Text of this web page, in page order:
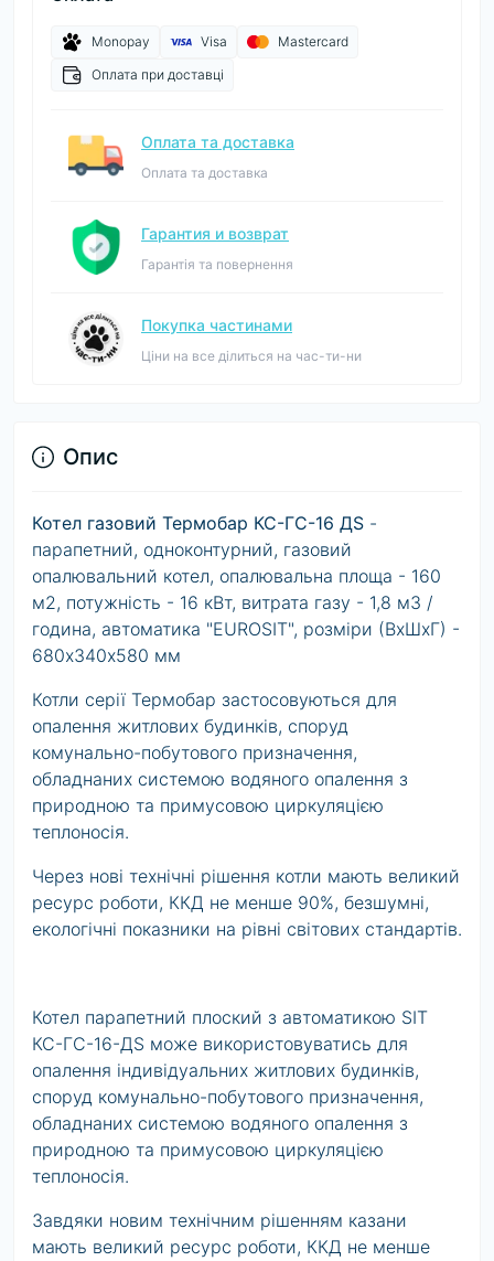
Monopay Visa
Mastercard
Оплата при доставці
Оплата та доставка
Оплата та доставка
Гарантия и возврат
Гарантія та повернення
Покупка частинами
Ціни на все ділиться на час-ти-ни
Опис
Котел газовий Термобар КС-ГС-16 ДS -
парапетний, одноконтурний, газовий
опалювальний котел, опалювальна площа - 160
м2, потужність - 16 кВт, витрата газу - 1,8 м3 /
година, автоматика "EUROSIT", розміри (ВхШхГ) -
680х340х580 мм
Котли серії Термобар застосовуються для
опалення житлових будинків, споруд
комунально-побутового призначення,
обладнаних системою водяного опалення з
природною та примусовою циркуляцією
теплоносія.
Через нові технічні рішення котли мають великий
ресурс роботи, ККД не менше 90%, безшумні,
екологічні показники на рівні світових стандартів.
Котел парапетний плоский з автоматикою SIT
КС-ГС-16-ДS може використовуватись для
опалення індивідуальних житлових будинків,
споруд комунально-побутового призначення,
обладнаних системою водяного опалення з
природною та примусовою циркуляцією
теплоносія.
Завдяки новим технічним рішенням казани
мають великий ресурс роботи, ККД не менше